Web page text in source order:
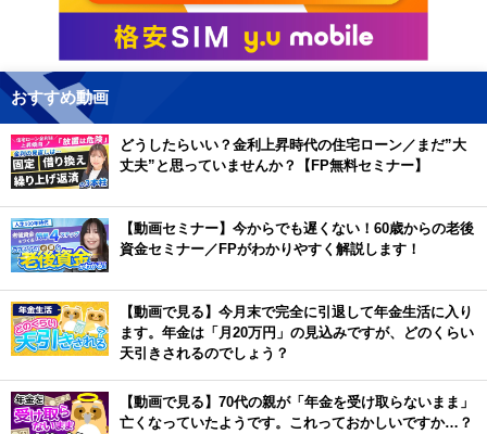
おすすめ動画
どうしたらいい？金利上昇時代の住宅ローン／まだ”大
丈夫”と思っていませんか？【FP無料セミナー】
【動画セミナー】今からでも遅くない！60歳からの老後
資金セミナー／FPがわかりやすく解説します！
【動画で見る】今月末で完全に引退して年金生活に入り
ます。年金は「月20万円」の見込みですが、どのくらい
天引きされるのでしょう？
【動画で見る】70代の親が「年金を受け取らないまま」
亡くなっていたようです。これっておかしいですか…？